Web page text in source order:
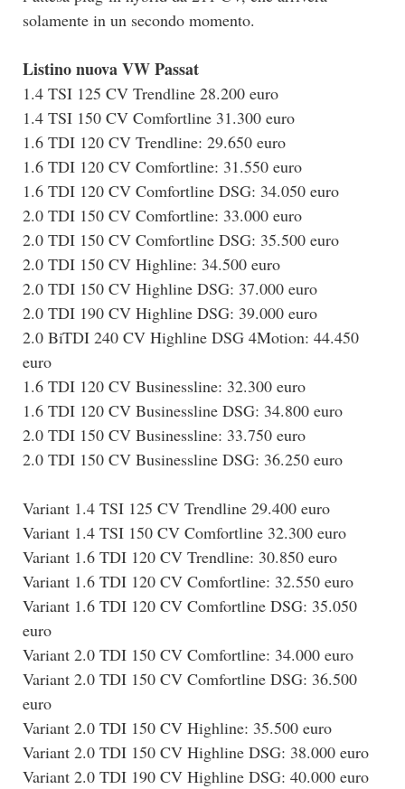
solamente in un secondo momento.
Listino nuova VW Passat
1.4 TSI 125 CV Trendline 28.200 euro
1.4 TSI 150 CV Comfortline 31.300 euro
1.6 TDI 120 CV Trendline: 29.650 euro
1.6 TDI 120 CV Comfortline: 31.550 euro
1.6 TDI 120 CV Comfortline DSG: 34.050 euro
2.0 TDI 150 CV Comfortline: 33.000 euro
2.0 TDI 150 CV Comfortline DSG: 35.500 euro
2.0 TDI 150 CV Highline: 34.500 euro
2.0 TDI 150 CV Highline DSG: 37.000 euro
2.0 TDI 190 CV Highline DSG: 39.000 euro
2.0 BiTDI 240 CV Highline DSG 4Motion: 44.450
euro
1.6 TDI 120 CV Businessline: 32.300 euro
1.6 TDI 120 CV Businessline DSG: 34.800 euro
2.0 TDI 150 CV Businessline: 33.750 euro
2.0 TDI 150 CV Businessline DSG: 36.250 euro
Variant 1.4 TSI 125 CV Trendline 29.400 euro
Variant 1.4 TSI 150 CV Comfortline 32.300 euro
Variant 1.6 TDI 120 CV Trendline: 30.850 euro
Variant 1.6 TDI 120 CV Comfortline: 32.550 euro
Variant 1.6 TDI 120 CV Comfortline DSG: 35.050
euro
Variant 2.0 TDI 150 CV Comfortline: 34.000 euro
Variant 2.0 TDI 150 CV Comfortline DSG: 36.500
euro
Variant 2.0 TDI 150 CV Highline: 35.500 euro
Variant 2.0 TDI 150 CV Highline DSG: 38.000 euro
Variant 2.0 TDI 190 CV Highline DSG: 40.000 euro